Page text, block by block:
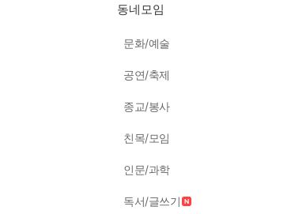
동네모임
문화/예술
공연/축제
종교/봉사
친목/모임
인문/과학
독서/글쓰기